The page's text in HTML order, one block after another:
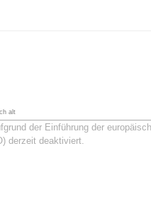
alt
der Einführung der
derzeit deaktiviert.